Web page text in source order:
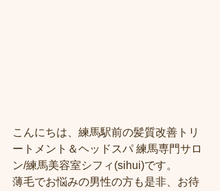
こんにちは、練馬駅前の髪質改善トリ
ートメント＆ヘッドスパ 練馬専門サロ
ン/練馬美容室シフィ(sihui)です。
薄毛でお悩みの男性の方も是非、お待